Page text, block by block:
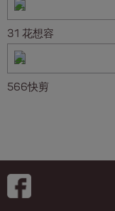
31 花想容
566快剪